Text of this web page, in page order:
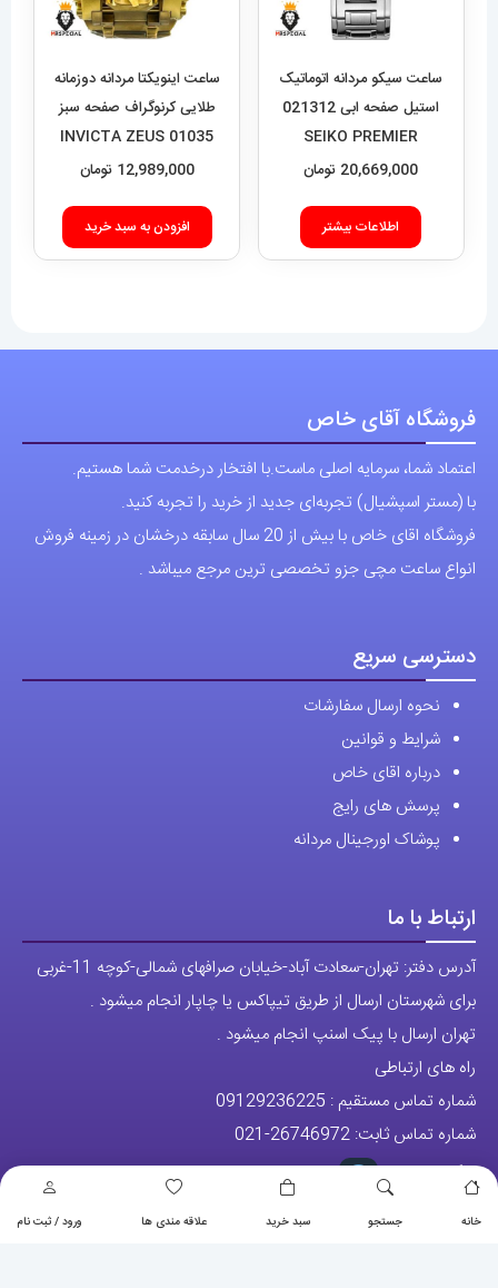
خانه جستجو سبد خرید علاقه مندی ها ورود / ثبت نام
ساعت سیکو مردانه اتوماتیک
استیل صفحه ابی 021312
SEIKO PREMIER
20,669,000 تومان
اطلاعات بیشتر
ساعت اینویکتا مردانه دوزمانه
طلایی کرنوگراف صفحه سبز
01035 INVICTA ZEUS
12,989,000 تومان
افزودن به سبد خرید
فروشگاه آقای خاص
اعتماد شما، سرمایه اصلی ماست.با افتخار درخدمت شما هستیم.
با (مستر اسپشیال) تجربه‌ای جدید از خرید را تجربه کنید.
فروشگاه اقای خاص با بیش از 20 سال سابقه درخشان در زمینه فروش
انواع ساعت مچی جزو تخصصی ترین مرجع میباشد .
دسترسی سریع
نحوه ارسال سفارشات
شرایط و قوانین
درباره اقای خاص
پرسش های رایج
پوشاک اورجینال مردانه
ارتباط با ما
آدرس دفتر: تهران-سعادت آباد-خیابان صرافهای شمالی-کوچه 11-غربی
برای شهرستان ارسال از طریق تیپاکس یا چاپار انجام میشود .
تهران ارسال با پیک اسنپ انجام میشود .
راه های ارتباطی
شماره تماس مستقیم : 09129236225
شماره تماس ثابت: 26746972
-021
تلگرام
پیج ساعت